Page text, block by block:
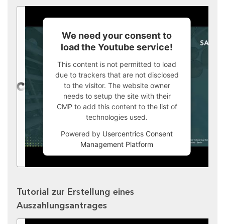
We need your consent to
load the Youtube service!
This content is not permitted to load
due to trackers that are not disclosed
to the visitor. The website owner
needs to setup the site with their
CMP to add this content to the list of
technologies used.
Powered by Usercentrics Consent
Management Platform
Tutorial zur Erstellung eines
Auszahlungsantrages